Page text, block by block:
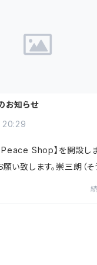
お知らせ
Shop】を開設しま
願い致します。崇三朗（